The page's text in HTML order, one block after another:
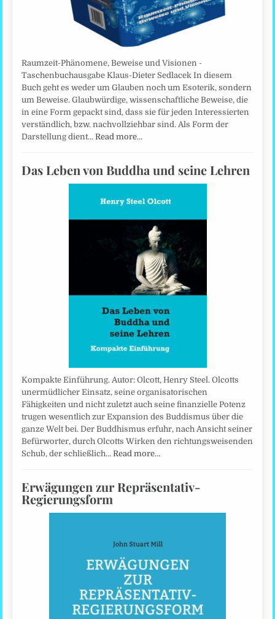
Raumzeit-Phänomene, Beweise und Visionen -
Taschenbuchausgabe Klaus-Dieter Sedlacek In diesem
Buch geht es weder um Glauben noch um Esoterik, sondern
um Beweise. Glaubwürdige, wissenschaftliche Beweise, die
in eine Form gepackt sind, dass sie für jeden Interessierten
verständlich, bzw. nachvollziehbar sind. Als Form der
Darstellung dient…Read more…
Das Leben von Buddha und seine Lehren
Kompakte Einführung. Autor: Olcott, Henry Steel. Olcotts
unermüdlicher Einsatz, seine organisatorischen
Fähigkeiten und nicht zuletzt auch seine finanzielle Potenz
trugen wesentlich zur Expansion des Buddismus über die
ganze Welt bei. Der Buddhismus erfuhr, nach Ansicht seiner
Befürworter, durch Olcotts Wirken den richtungsweisenden
Schub, der schließlich…Read more…
Erwägungen zur Repräsentativ-
Regierungsform